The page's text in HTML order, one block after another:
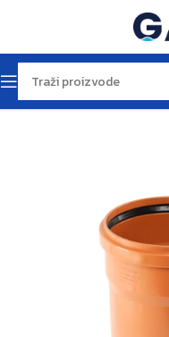
Početna Vodomaterijal